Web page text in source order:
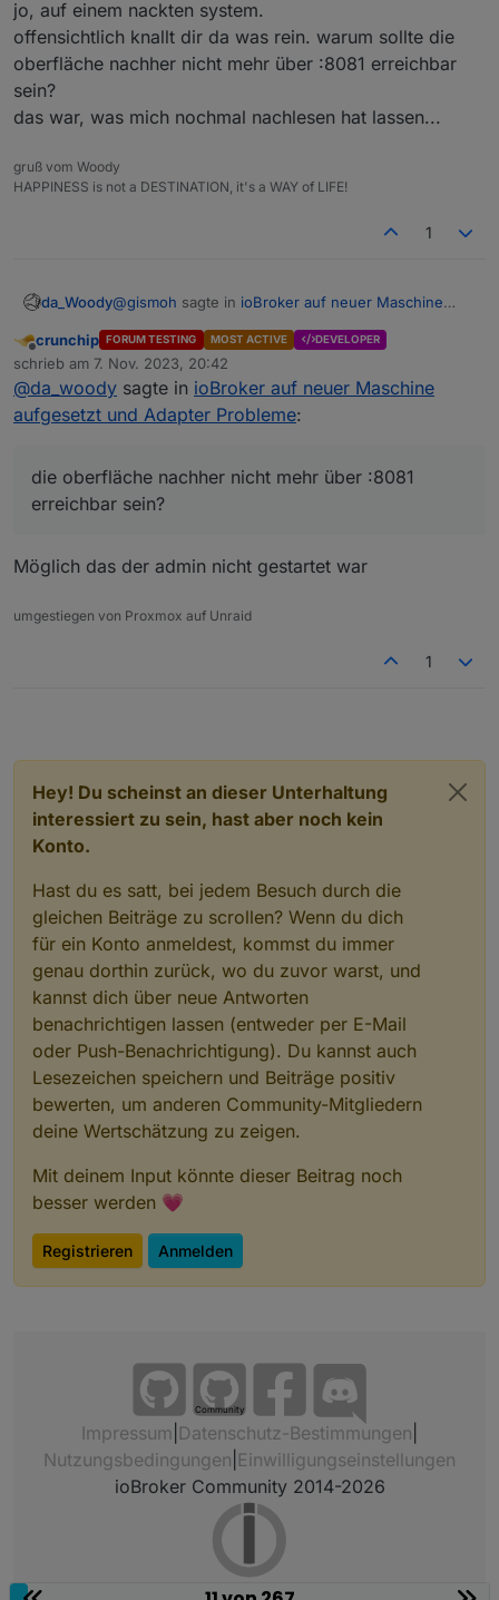
jo, auf einem nackten system.
offensichtlich knallt dir da was rein. warum sollte die
oberfläche nachher nicht mehr über :8081 erreichbar
sein?
das war, was mich nochmal nachlesen hat lassen...
gruß vom Woody
HAPPINESS is not a DESTINATION, it's a WAY of LIFE!
1
da_Woody@gismoh sagte in ioBroker auf neuer Maschine
Dachte Backitup, ist das "Mittel der Wahl"?
jo, auf einem nackten system.
erreichbar sein?
das war, was mich nochmal nachlesen hat lassen...
Offline
crunchip FORUM TESTING MOST ACTIVE DEVELOPER
schrieb am 7. Nov. 2023, 20:42
zuletzt editiert von
@da_woody sagte in ioBroker auf neuer Maschine
aufgesetzt und Adapter Probleme:
die oberfläche nachher nicht mehr über :8081
erreichbar sein?
Möglich das der admin nicht gestartet war
umgestiegen von Proxmox auf Unraid
1
Hey! Du scheinst an dieser Unterhaltung
interessiert zu sein, hast aber noch kein
Konto.
Hast du es satt, bei jedem Besuch durch die
gleichen Beiträge zu scrollen? Wenn du dich
für ein Konto anmeldest, kommst du immer
genau dorthin zurück, wo du zuvor warst, und
kannst dich über neue Antworten
benachrichtigen lassen (entweder per E-Mail
oder Push-Benachrichtigung). Du kannst auch
Lesezeichen speichern und Beiträge positiv
bewerten, um anderen Community-Mitgliedern
deine Wertschätzung zu zeigen.
Mit deinem Input könnte dieser Beitrag noch
besser werden 💗
Registrieren Anmelden
Community
Impressum Datenschutz-Bestimmungen
Nutzungsbedingungen Einwilligungseinstellungen
ioBroker Community 2014-2026